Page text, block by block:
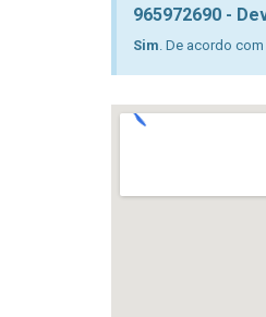
965972690 -
Sim. De acordo